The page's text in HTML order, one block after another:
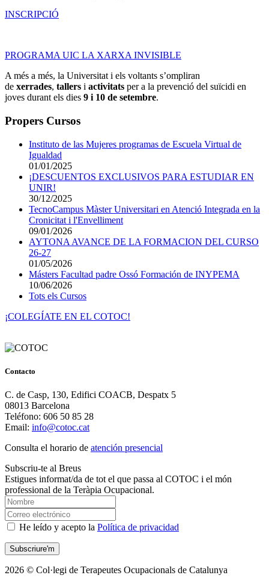
INSCRIPCIÓ
PROGRAMA UIC LA XARXA INVISIBLE
A més a més, la Universitat i els voltants s’ompliran
de xerrades, tallers i activitats per a la prevenció del suïcidi en
joves durant els dies 9 i 10 de setembre.
Propers Cursos
Instituto de las Mujeres programas de Escuela Virtual de
Igualdad
01/01/2025
¡DESCUENTOS EXCLUSIVOS PARA ESTUDIAR EN
UNIR!
30/12/2025
TecnoCampus Màster Universitari en Atenció Integrada en la
Cronicitat i l'Envelliment
09/01/2026
AYTONA AVANCE DE LA FORMACION DEL CURSO
26-27
01/05/2026
Másters Facultad padre Ossó Formación de INYPEMA
10/06/2026
Tots els Cursos
¡COLEGÍATE EN EL COTOC!
Contacto
C. de Casp, 130, Edifici COACB, Despatx 5
08013 Barcelona
Teléfono: 606 50 85 28
Email: info@cotoc.cat
Consulta el horario de atención presencial
Subscriu-te al Breus
Estigues informat/da de tot el que passa al COTOC i el món
professional de la Teràpia Ocupacional.
He leído y acepto la Política de privacidad
2026 © Col·legi de Terapeutes Ocupacionals de Catalunya